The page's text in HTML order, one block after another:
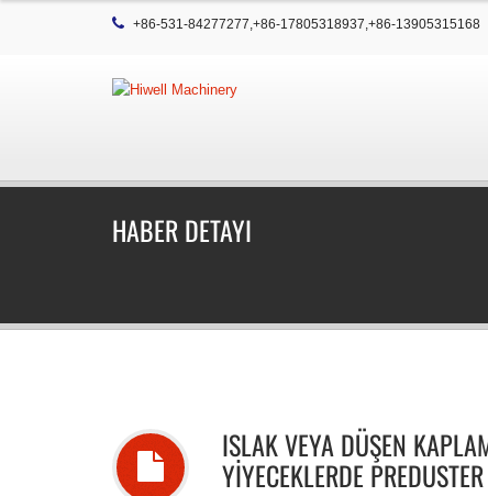
+86-531-84277277,+86-17805318937,+86-13905315168
HABER DETAYI
ISLAK VEYA DÜŞEN
YIYECEKLERDE